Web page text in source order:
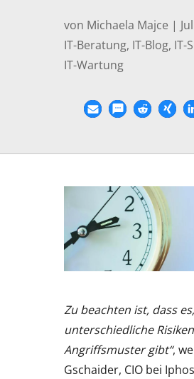
von Michaela Majce |
IT-Beratung, IT-Blog, IT-
IT-Wartung
„Zu beachten ist, dass es
unterschiedliche
Angriffsmuster gibt“,
Gschaider, CIO bei